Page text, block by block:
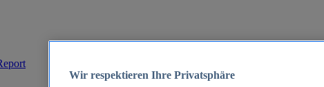
Wir respektieren Ihre Privatsphäre